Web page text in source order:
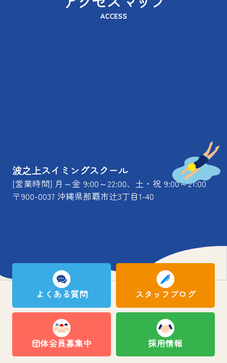
ACCESS
波之上スイミングスクール
[営業時間] 月～金 9:00～22:00、土・祝 9:00～21:00
〒900-0037 沖縄県那覇市辻3丁目1-40
よくある質問 スタッフブログ
団体会員募集中 採用情報